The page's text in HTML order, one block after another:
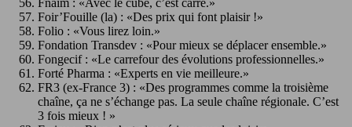
Foir’Fouille (la) : «Des prix qui font plaisir !»
Folio : «Vous lirez loin.»
Fondation Transdev : «Pour mieux se déplacer ensemble.»
Fongecif : «Le carrefour des évolutions professionnelles.»
Forté Pharma : «Experts en vie meilleure.»
FR3 (ex-France 3) : «Des programmes comme la troisième
chaîne, ça ne s’échange pas. La seule chaîne régionale. C’est
3 fois mieux ! »